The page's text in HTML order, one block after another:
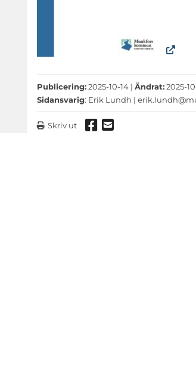
Publicering:2025-10-14 |Ändrat:2025-
Sidansvarig: Erik Lundh |
Skriv ut Dela via
Dela via mail